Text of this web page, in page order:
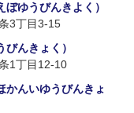
ゆうびんきよく）
3丁目3-15
んきょく）
1丁目12-10
かんいゆうびんきょ